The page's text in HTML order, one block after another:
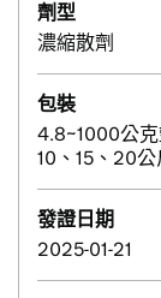
劑型
濃縮散劑
包裝
4.8~1000公
10、15、20
發證日期
2025-01-21